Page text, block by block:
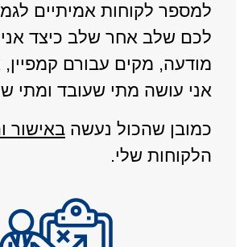
למספר לקוחות אמיתיים
לכם שלב אחר שלב כיצד
מודעה, מקים עבורם קמפיין,
אני עושה מתי שעובד ומתי
כמובן שהכול נעשה באישור
הלקוחות שלי.